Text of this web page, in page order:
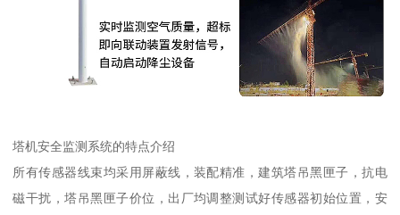
塔机安全监测系统的特点介绍
所有传感器线束均采用屏蔽线，装配精准，建筑塔吊黑匣子，抗电
磁干扰，塔吊黑匣子价位，出厂均调整测试好传感器初始位置，安